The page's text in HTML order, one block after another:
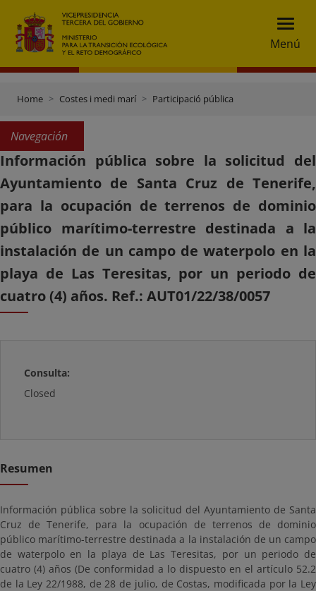
Menú
Home Costes i medi marí Participació pública
Navegación
Información pública sobre la solicitud del
Ayuntamiento de Santa Cruz de Tenerife,
para la ocupación de terrenos de dominio
público marítimo-terrestre destinada a la
instalación de un campo de waterpolo en la
playa de Las Teresitas, por un periodo de
cuatro (4) años. Ref.: AUT01/22/38/0057
Consulta:
Closed
Resumen
Información pública sobre la solicitud del Ayuntamiento de Santa
Cruz de Tenerife, para la ocupación de terrenos de dominio
público marítimo-terrestre destinada a la instalación de un campo
de waterpolo en la playa de Las Teresitas, por un periodo de
cuatro (4) años (De conformidad a lo dispuesto en el artículo 52.2
de la Ley 22/1988, de 28 de julio, de Costas, modificada por la Ley